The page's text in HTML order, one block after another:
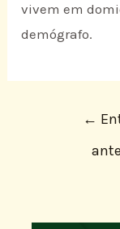
vivem em
demógrafo.
←